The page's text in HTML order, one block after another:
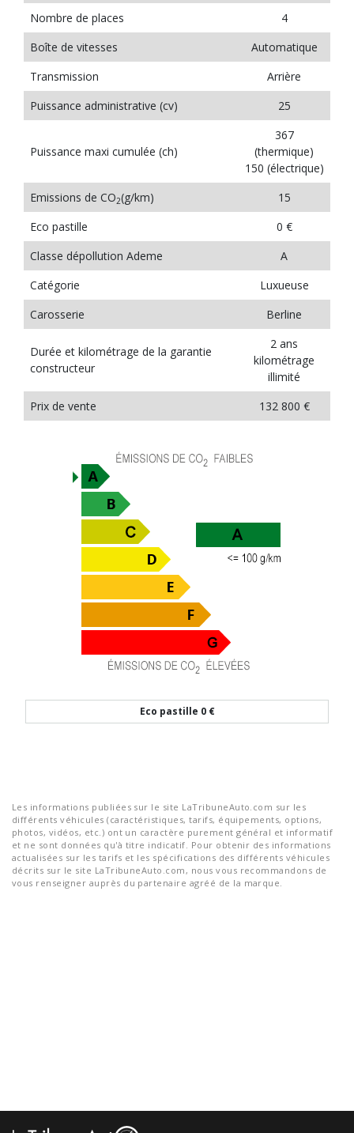
Nombre de places
4
Boîte de vitesses
Automatique
Transmission
Arrière
Puissance administrative (cv)
25
Puissance maxi cumulée (ch)
367
(thermique)
150 (électrique)
Emissions de CO2(g/km)
15
Eco pastille
0 €
Classe dépollution Ademe
A
Catégorie
Luxueuse
Carosserie
Berline
Durée et kilométrage de la garantie
constructeur
2 ans
kilométrage
illimité
Prix de vente
132 800 €
Eco pastille 0 €
Les informations publiées sur le site LaTribuneAuto.com sur les
différents véhicules (caractéristiques, tarifs, équipements, options,
photos, vidéos, etc.) ont un caractère purement général et informatif
et ne sont données qu'à titre indicatif. Pour obtenir des informations
actualisées sur les tarifs et les spécifications des différents véhicules
décrits sur le site LaTribuneAuto.com, nous vous recommandons de
vous renseigner auprès du partenaire agréé de la marque.